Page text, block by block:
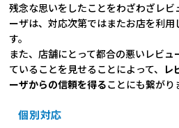
残念な思いをしたことをわざわざレ
ーザは、対応次第ではまたお店を利
す。
また、店舗にとって都合の悪いレビ
ていることを見せることによって、
レ
ーザからの信頼を得ることにも繋がり
個別対応